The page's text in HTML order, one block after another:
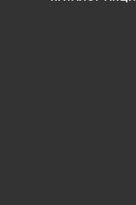
Условия
воздуха не
не выше 25°C